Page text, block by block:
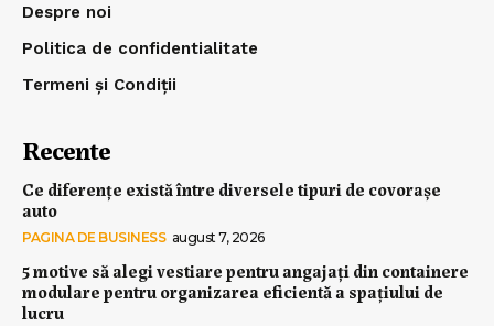
Despre noi
Politica de confidentialitate
Termeni și Condiții
Recente
Ce diferențe există între diversele tipuri de covorașe
auto
PAGINA DE BUSINESS august 7, 2026
5 motive să alegi vestiare pentru angajați din containere
modulare pentru organizarea eficientă a spațiului de
lucru